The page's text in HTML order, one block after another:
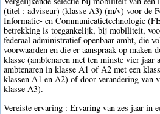
(titel : adviseur) (klasse A3) (m/v) voor de
Informatie- en Communicatietechnologie
betrekking is toegankelijk, bij mobiliteit,
federaal administratief openbaar ambt, die
voorwaarden en die er aanspraak op maken
klasse (ambtenaren met ten minste vier
ambtenaren in klasse A1 of A2 met een
klassen A1 en A2) of door verandering van
klasse A3).
Vereiste ervaring : Ervaring van zes jaar in